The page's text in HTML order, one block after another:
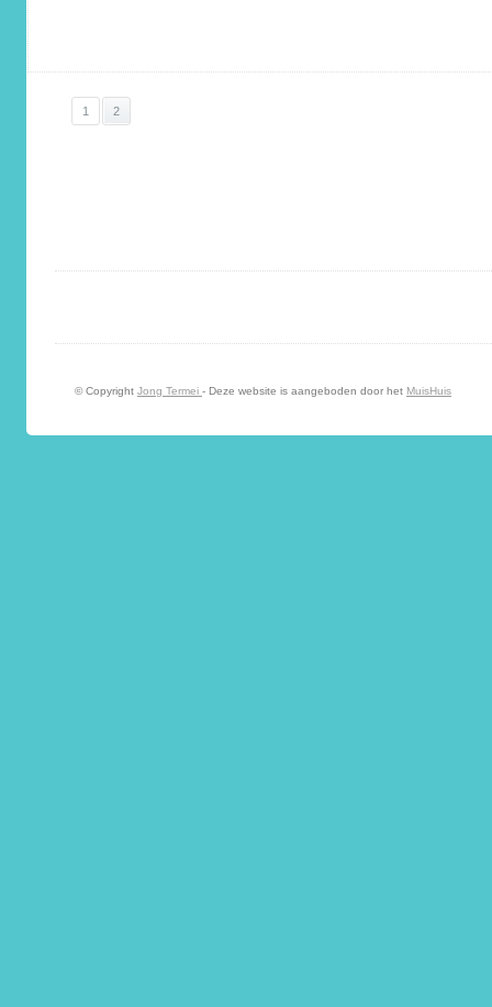
1 2
© Copyright Jong Termei - Deze website is aangeboden door het MuisHuis